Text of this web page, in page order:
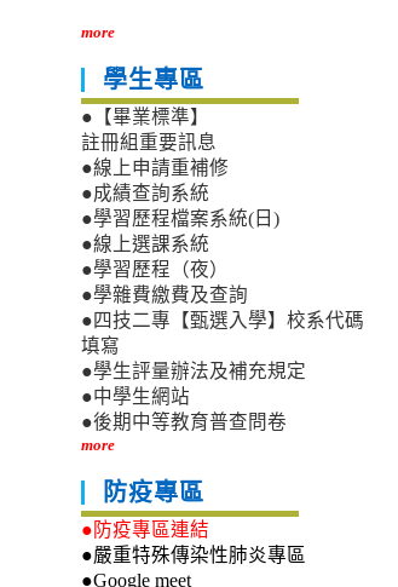
more
學生專區
●【畢業標準】
註冊組重要訊息
●線上申請重補修
●成績查詢系統
●學習歷程檔案系統(日)
●線上選課系統
●學習歷程（夜）
●學雜費繳費及查詢
●四技二專【甄選入學】校系代碼
填寫
●學生評量辦法及補充規定
●中學生網站
●後期中等教育普查問卷
more
防疫專區
●防疫專區連結
●嚴重特殊傳染性肺炎專區
●Google meet